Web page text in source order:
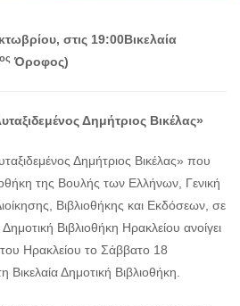
στις 19:00Βικελαία
ος Όροφος)
Δημήτριος Βικέλας»
Δημήτριος Βικέλας» που
της Βουλής των Ελλήνων, Γενική
Βιβλιοθήκης και Εκδόσεων, σε
Βιβλιοθήκη Ηρακλείου ανοίγει
του Ηρακλείου το Σάββατο 18
Δημοτική Βιβλιοθήκη.